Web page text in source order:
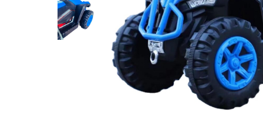
Carti & Activitati pentru Copii
Busy Book & Carti Interactive